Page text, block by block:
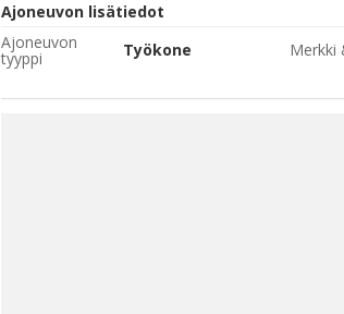
Ajoneuvon lisätiedot
Ajoneuvon
tyyppi Työkone Merkki